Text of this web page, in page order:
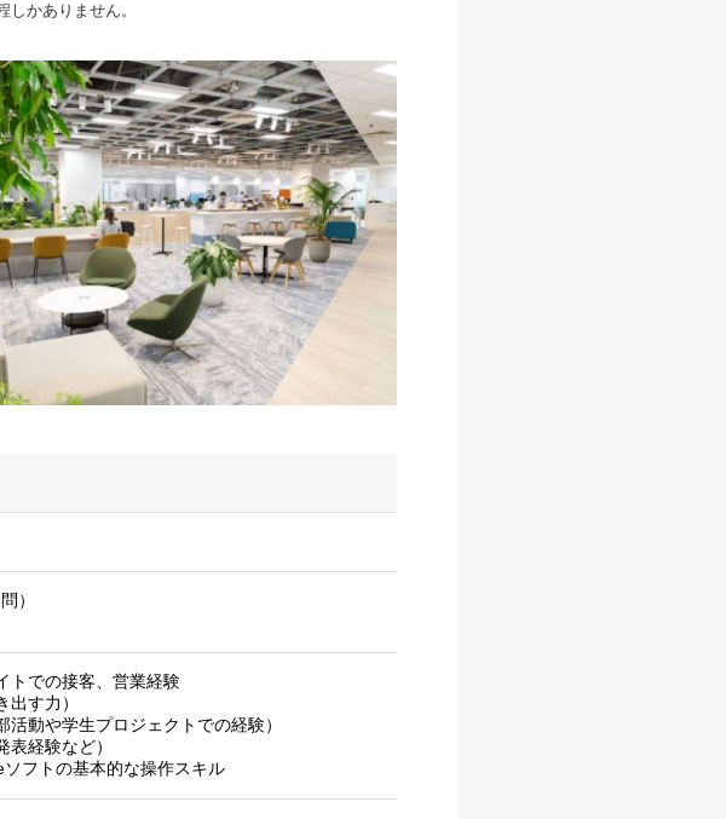
かありません。
）
トでの接客、営業経験
す力）
動や学生プロジェクトでの経験）
表経験など）
フトの基本的な操作スキル